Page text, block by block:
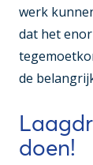
werk
dat het
de
doen!